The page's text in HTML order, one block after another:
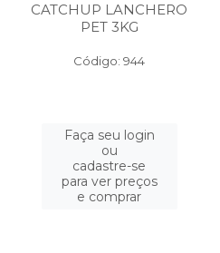
CATCHUP LANCHERO
PET 3KG
Código: 944
Faça seu login
ou
cadastre-se
para ver preços
e comprar